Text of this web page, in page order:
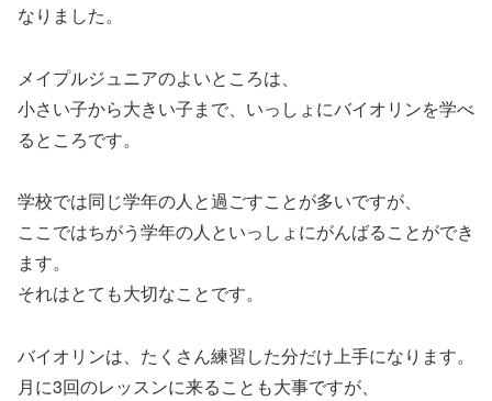
なりました。
メイプルジュニアのよいところは、
小さい子から大きい子まで、いっしょにバイオリンを学べ
るところです。
学校では同じ学年の人と過ごすことが多いですが、
ここではちがう学年の人といっしょにがんばることができ
ます。
それはとても大切なことです。
バイオリンは、たくさん練習した分だけ上手になります。
月に3回のレッスンに来ることも大事ですが、